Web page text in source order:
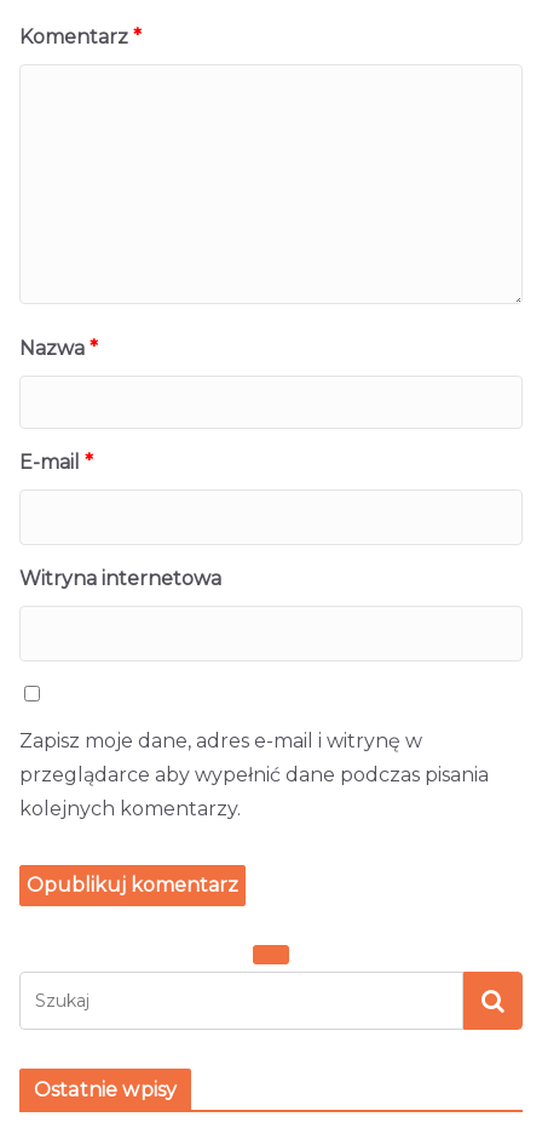
Komentarz *
Nazwa *
E-mail *
Witryna internetowa
Zapisz moje dane, adres e-mail i witrynę w
przeglądarce aby wypełnić dane podczas pisania
kolejnych komentarzy.
Ostatnie wpisy